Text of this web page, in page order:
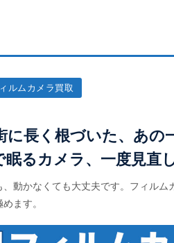
ルムカメラ買取
長く根づいた、あの
るカメラ、一度見直
動かなくても大丈夫です。フィルム
ます。